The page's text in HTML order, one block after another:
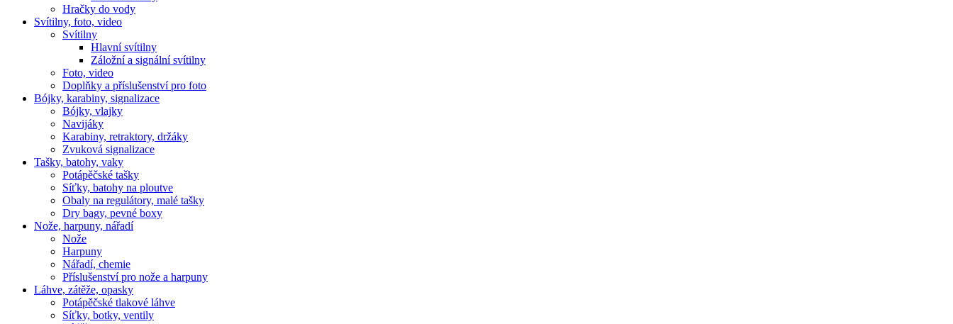
Hračky do vody
Svítilny, foto, video
Svítilny
Hlavní svítilny
Záložní a signální svítilny
Foto, video
Doplňky a příslušenství pro foto
Bójky, karabiny, signalizace
Bójky, vlajky
Navijáky
Karabiny, retraktory, držáky
Zvuková signalizace
Tašky, batohy, vaky
Potápěčské tašky
Síťky, batohy na ploutve
Obaly na regulátory, malé tašky
Dry bagy, pevné boxy
Nože, harpuny, nářadí
Nože
Harpuny
Nářadí, chemie
Příslušenství pro nože a harpuny
Láhve, zátěže, opasky
Potápěčské tlakové láhve
Síťky, botky, ventily